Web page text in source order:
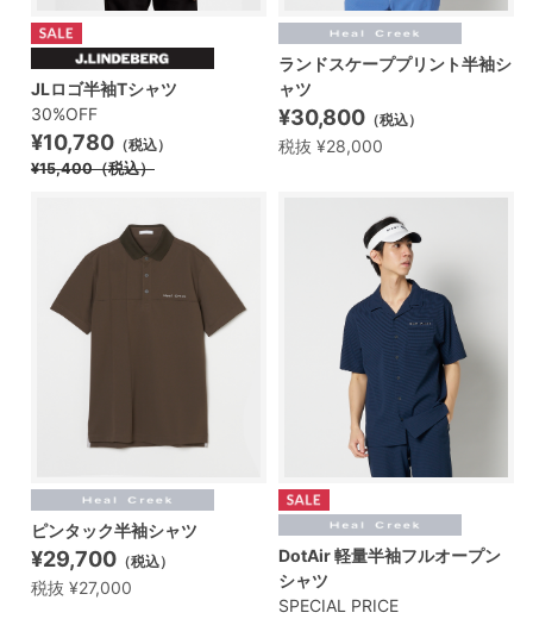
JLロゴ半袖Tシャツ
30%OFF
¥10,780 （税込）
¥15,400（税込）
ランドスケーププリント半袖シ
ャツ
¥30,800 （税込）
税抜 ¥28,000
ピンタック半袖シャツ
¥29,700 （税込）
税抜 ¥27,000
DotAir 軽量半袖フルオープン
シャツ
SPECIAL PRICE